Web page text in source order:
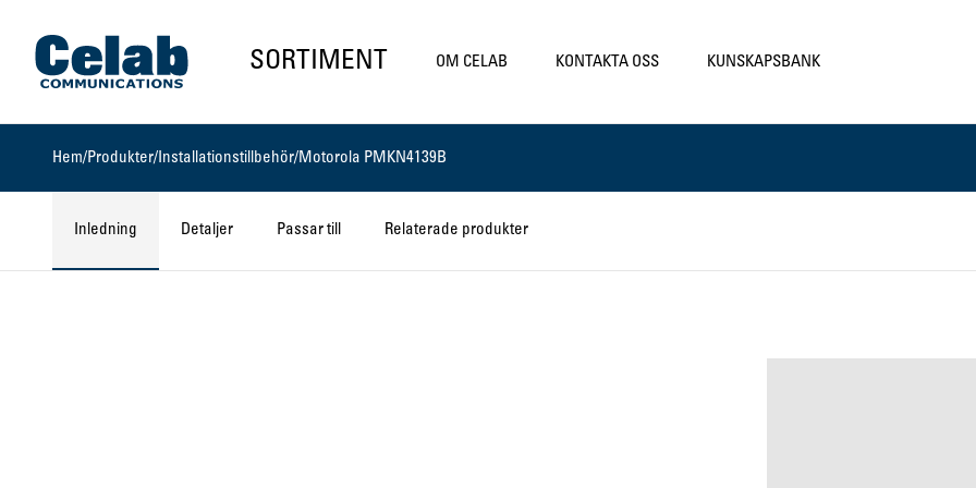
Gå till startsidan
SORTIMENT OM CELAB KONTAKTA OSS KUNSKAPSBANK
Hem/Produkter/ Installationstillbehör/ Motorola PMKN4139B
Inledning Detaljer Passar till Relaterade produkter